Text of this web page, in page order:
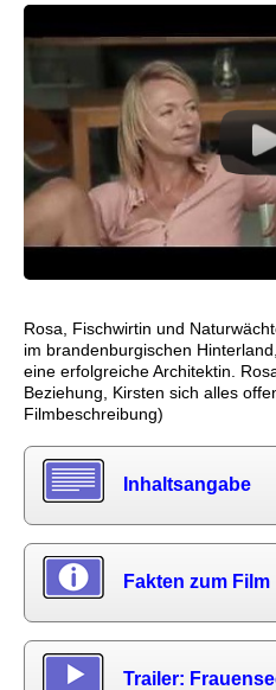
Rosa, Fischwirtin und
im brandenburgischen
eine erfolgreiche Architektin.
Beziehung, Kirsten sich alles
Filmbeschreibung)
Inhaltsangabe
Fakten zum Film
Trailer: